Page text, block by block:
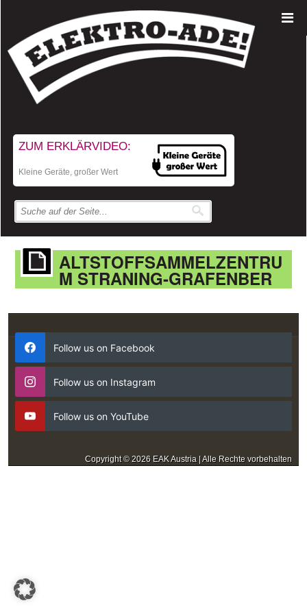
ZUM ERKLÄRVIDEO:
Kleine Geräte, großer Wert
ALTSTOFFSAMMELZENTRU
M STRANING-GRAFENBER
Follow us on Facebook
Follow us on Instagram
Follow us on YouTube
Copyright © 2026 EAK Austria | Alle Rechte vorbehalten